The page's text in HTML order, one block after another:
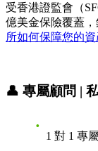
受香港證監會（
億美金保險覆蓋
所如何保障您的
👤 專屬顧問 |
1 對 1 專